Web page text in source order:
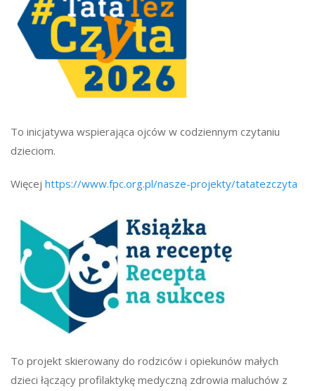
To inicjatywa wspierająca ojców w codziennym czytaniu
dzieciom.
Więcej https://www.fpc.org.pl/nasze-projekty/tatatezczyta
To projekt skierowany do rodziców i opiekunów małych
dzieci łączący profilaktykę medyczną zdrowia maluchów z